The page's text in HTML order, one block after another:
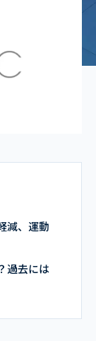
減、運動
過去には